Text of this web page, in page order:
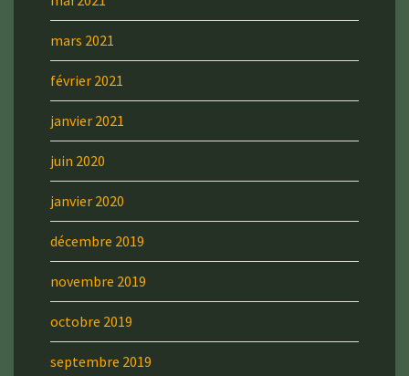
mars 2021
février 2021
janvier 2021
juin 2020
janvier 2020
décembre 2019
novembre 2019
octobre 2019
septembre 2019